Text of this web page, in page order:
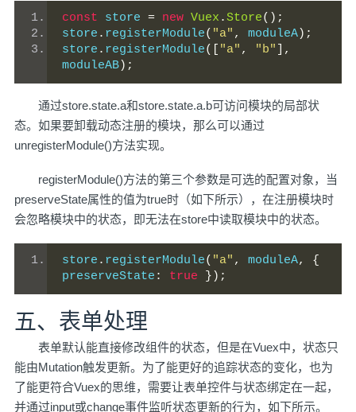
const store = new Vuex .Store();
store . registerModule( "a" , moduleA);
store . registerModule([ "a" , "b"
],
moduleAB);
通过store.state.a和store.state.a.b可访问模块的局部状
态。如果要卸载动态注册的模块，那么可以通过
unregisterModule()方法实现。
registerModule()方法的第三个参数是可选的配置对象，当
preserveState属性的值为true时（如下所示），在注册模块时
会忽略模块中的状态，即无法在store中读取模块中的状态。
store . registerModule( "a" , moduleA,
{
preserveState : true });
五、表单处理
表单默认能直接修改组件的状态，但是在Vuex中，状态只
能由Mutation触发更新。为了能更好的追踪状态的变化，也为
了能更符合Vuex的思维，需要让表单控件与状态绑定在一起，
并通过input或change事件监听状态更新的行为，如下所示。